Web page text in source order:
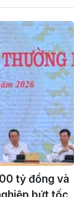
tỷ đồng và